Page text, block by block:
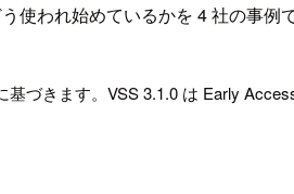
われ始めているかを 4 社の事例
づきます。VSS 3.1.0 は Early